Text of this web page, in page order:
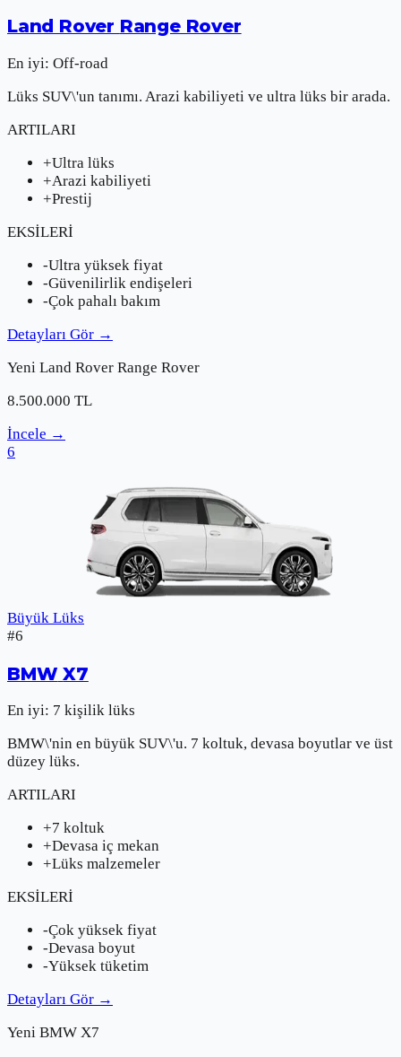
Land Rover Range Rover
En iyi: Off-road
Lüks SUV\'un tanımı. Arazi kabiliyeti ve ultra lüks bir arada.
ARTILARI
+Ultra lüks
+Arazi kabiliyeti
+Prestij
EKSİLERİ
-Ultra yüksek fiyat
-Güvenilirlik endişeleri
-Çok pahalı bakım
Detayları Gör →
Yeni Land Rover Range Rover
8.500.000 TL
İncele →
6
Büyük Lüks
#6
BMW X7
En iyi: 7 kişilik lüks
BMW\'nin en büyük SUV\'u. 7 koltuk, devasa boyutlar ve üst
düzey lüks.
ARTILARI
+7 koltuk
+Devasa iç mekan
+Lüks malzemeler
EKSİLERİ
-Çok yüksek fiyat
-Devasa boyut
-Yüksek tüketim
Detayları Gör →
Yeni BMW X7